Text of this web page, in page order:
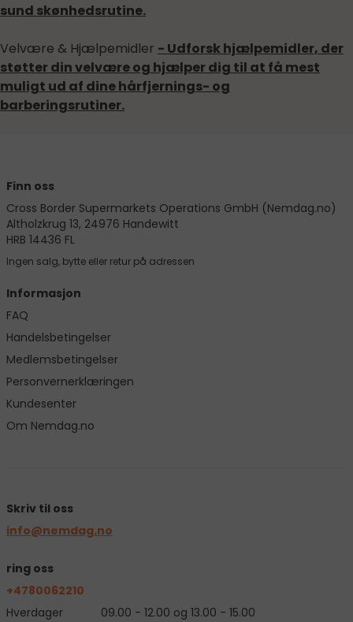
sund skønhedsrutine.
Velvære & Hjælpemidler - Udforsk hjælpemidler, der
støtter din velvære og hjælper dig til at få mest
muligt ud af dine hårfjernings- og
barberingsrutiner.
Finn oss
Cross Border Supermarkets Operations GmbH (Nemdag.no)
Altholzkrug 13, 24976 Handewitt
HRB 14436 FL
Ingen salg, bytte eller retur på adressen
Informasjon
FAQ
Handelsbetingelser
Medlemsbetingelser
Personvernerklæringen
Kundesenter
Om Nemdag.no
Skriv til oss
info@nemdag.no
ring oss
+4780062210
Hverdager
09.00 - 12.00 og 13.00 - 15.00